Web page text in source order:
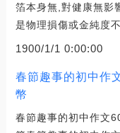
箔本身無,對健康無影
是物理損傷或金純度
1900/1/1 0:00:00
春節趣事的初中作
幣
春節趣事的初中作文